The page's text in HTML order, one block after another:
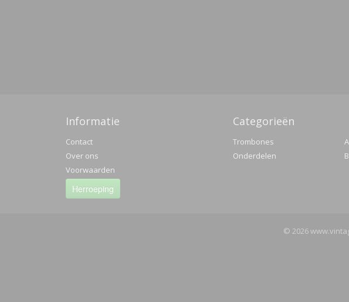
Informatie
Contact
Over ons
Voorwaarden
Herroeping
Categorieën
Trombones
Onderdelen
© 2026